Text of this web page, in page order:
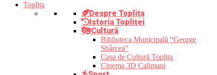
Toplița
Despre Toplița
Istoria Topliței
Cultură
Biblioteca Municipală “George
Sbârcea”
Casa de Cultură Toplița
Cinema 3D Calimani